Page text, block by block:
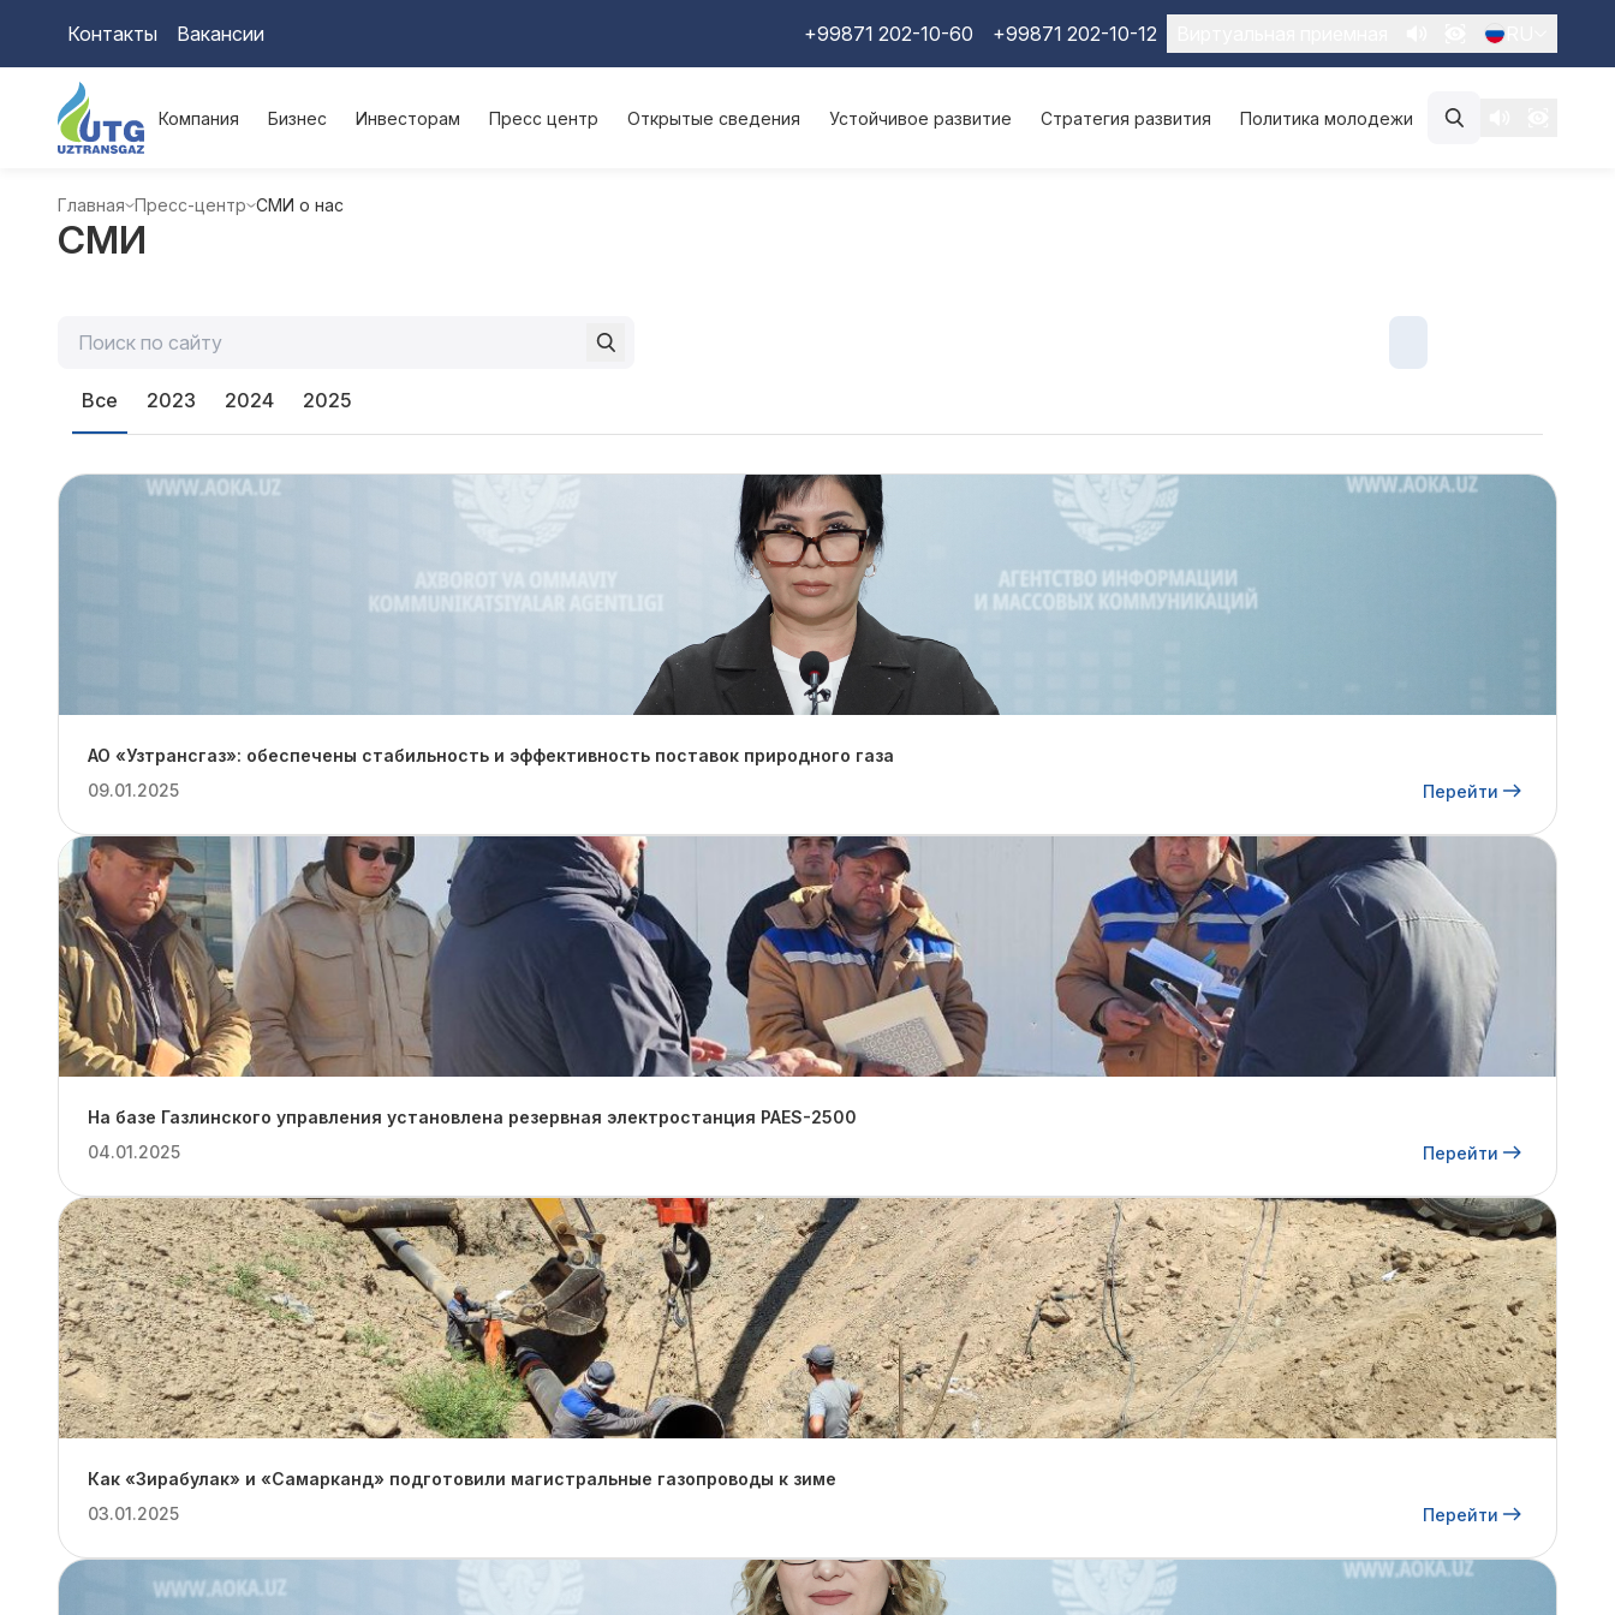
Контакты Вакансии +99871 202-10-60 +99871 202-10-12
Компания Бизнес Инвесторам Пресс центр Открытые сведения Устойчивое развитие Стратегия развития Политика молодежи
Главная Пресс-центр СМИ о нас
СМИ
Все 2023 2024 2025
АО «Узтрансгаз»: обеспечены стабильность и эффективность поставок природного газа
09.01.2025
Перейти
На базе Газлинского управления установлена резервная электростанция PAES-2500
04.01.2025
Перейти
Как «Зирабулак» и «Самарканд» подготовили магистральные газопроводы к зиме
03.01.2025
Перейти